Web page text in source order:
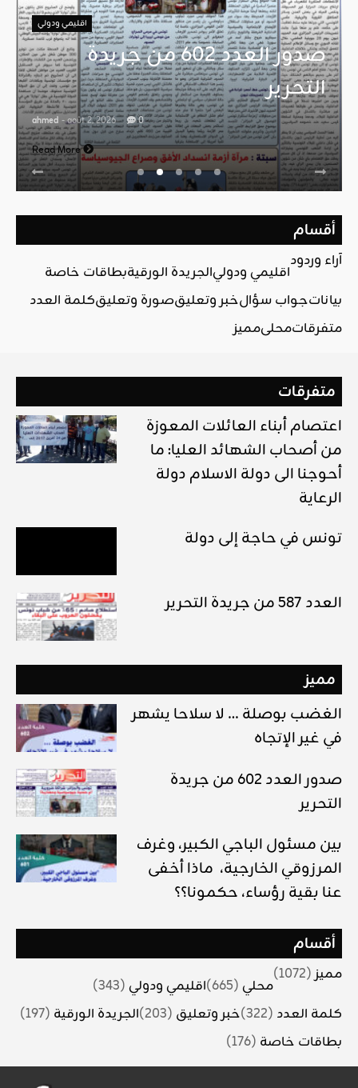
اقليمي ودولي
صدور العدد 602 من جريدة
التحرير
ahmed - août 2, 2026 0
Read More
أقسام
آراء وردود
اقليمي ودوليالجريدة الورقيةبطاقات خاصة
بياناتجواب سؤالخبر وتعليقصورة وتعليقكلمة العدد
متفرقاتمحليمميز
متفرقات
اعتصام أبناء العائلات المعوزة
من أصحاب الشهائد العليا: ما
أحوجنا الى دولة الاسلام دولة
الرعاية
تونس في حاجة إلى دولة
العدد 587 من جريدة التحرير
مميز
الغضب بوصلة … لا سلاحا يشهر
في غير الإتجاه
صدور العدد 602 من جريدة
التحرير
بين مسئول الباجي الكبير، وغرف
المرزوقي الخارجية، ماذا أخفى
عنا بقية رؤساء، حكمونا؟؟
أقسام
مميز(1072)
محلي (665) اقليمي ودولي (343)
كلمة العدد (322) خبر وتعليق (203) الجريدة الورقية (197)
بطاقات خاصة (176)